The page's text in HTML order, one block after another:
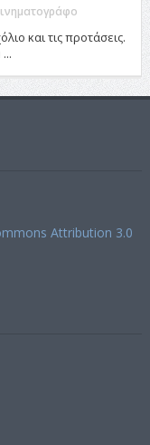
και τις προτάσεις.
Attribution 3.0